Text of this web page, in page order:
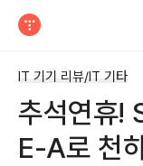
IT 기기 리뷰/IT 기타
추석연휴!
E-A로 천